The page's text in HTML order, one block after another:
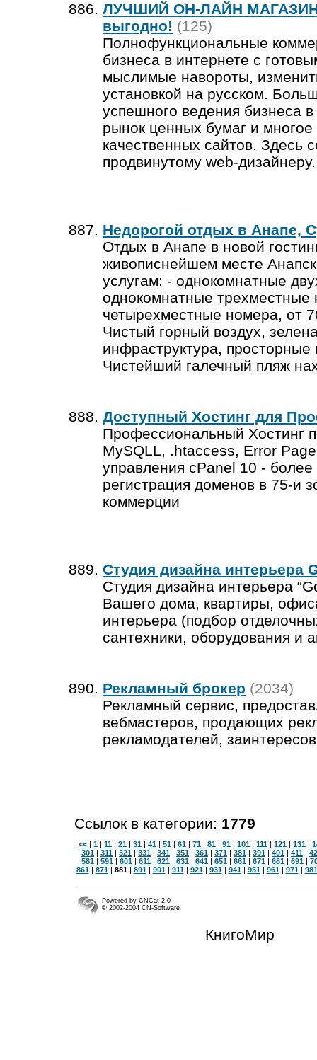
ЛУЧШИЙ ОН-ЛАЙН
выгодно! (125)
Полнофункциональные
бизнеса в интернете с
мыслимые навороты,
установкой на русском.
успешного ведения бизнеса
рынок ценных бумаг и
качественных сайтов. Здесь
продвинутому web-
Недорогой отдых в Анапе,
Отдых в Анапе в новой
живописнейшем месте
услугам: - однокомнатные
однокомнатные трехместные
четырехместные номера, от
Чистый горный воздух,
инфраструктура, просторные
Чистейший галечный пляж
Доступный Хостинг для
Профессиональный Хостинг
MySQLL, .htaccess, Error
управления cPanel 10 -
регистрация доменов в 75-и
коммерции
Студия дизайна интерьера
Студия дизайна интерьера
Вашего дома, квартиры,
интерьера (подбор
сантехники, оборудования и
Рекламный брокер (2034)
Рекламный сервис,
вебмастеров, продающих
рекламодателей,
Ссылок в категории: 1779
<< | 1 | 11 | 21 | 31 | 41 | 51 | 61 | 71 | 81 | 91 | 101 | 111 | 121 | 131 |
301 | 311 | 321 | 331 | 341 | 351 | 361 | 371 | 381 | 391 | 401 | 411 |
581 | 591 | 601 | 611 | 621 | 631 | 641 | 651 | 661 | 671 | 681 | 691 |
861| 871| 881| 891| 901| 911| 921| 931| 941| 951| 961| 971| 981
Powered by CNCat 2.0
© 2002-2004 CN-Software
КнигоМир